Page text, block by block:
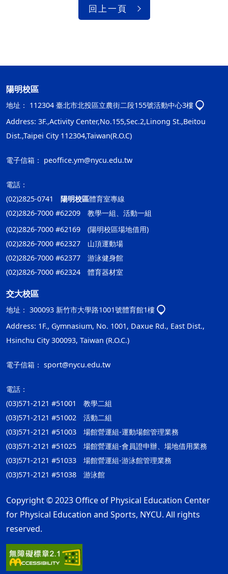
回上一頁
陽明校區
地址： 112304 臺北市北投區立農街二段155號活動中心3樓
Address: 3F.,Activity Center,No.155,Sec.2,Linong St.,Beitou
Dist.,Taipei City 112304,Taiwan(R.O.C)
電子信箱： peoffice.ym@nycu.edu.tw
電話：
(02)2825-0741 陽明校區體育室專線
(02)2826-7000 #62209 教學一組、活動一組
(02)2826-7000 #62169 (陽明校區場地借用)
(02)2826-7000 #62327 山頂運動場
(02)2826-7000 #62377 游泳健身館
(02)2826-7000 #62324 體育器材室
交大校區
地址： 300093 新竹市大學路1001號體育館1樓
Address: 1F., Gymnasium, No. 1001, Daxue Rd., East Dist.,
Hsinchu City 300093, Taiwan (R.O.C.)
電子信箱： sport@nycu.edu.tw
電話：
(03)571-2121 #51001 教學二組
(03)571-2121 #51002 活動二組
(03)571-2121 #51003 場館營運組-運動場館管理業務
(03)571-2121 #51025 場館營運組-會員證申辦、場地借用業務
(03)571-2121 #51033 場館營運組-游泳館管理業務
(03)571-2121 #51038 游泳館
Copyright © 2023 Office of Physical Education Center
for Physical Education and Sports, NYCU. All rights
reserved.